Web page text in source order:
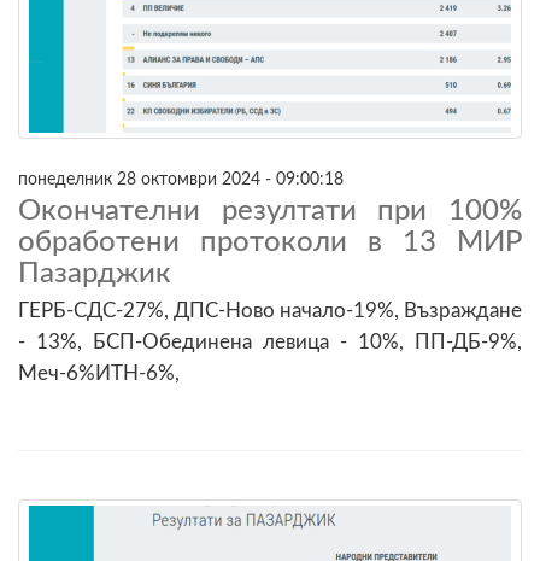
понеделник 28 октомври 2024 - 09:00:18
Окончателни резултати при 100%
обработени протоколи в 13 МИР
Пазарджик
ГЕРБ-СДС-27%, ДПС-Ново начало-19%, Възраждане
- 13%, БСП-Обединена левица - 10%, ПП-ДБ-9%,
Меч-6%ИТН-6%,